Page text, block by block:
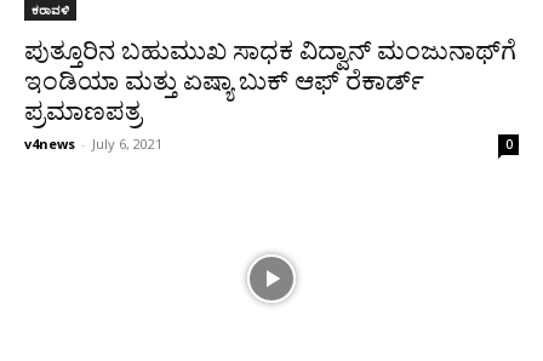
ಕರಾವಳಿ
ಪುತ್ತೂರಿನ ಬಹುಮುಖ ಸಾಧಕ ವಿದ್ವಾನ್ ಮಂಜುನಾಥ್‌ಗೆ
ಇಂಡಿಯಾ ಮತ್ತು ಏಷ್ಯಾ ಬುಕ್ ಆಫ್ ರೆಕಾರ್ಡ್
ಪ್ರಮಾಣಪತ್ರ
v4news - July 6, 2021 0